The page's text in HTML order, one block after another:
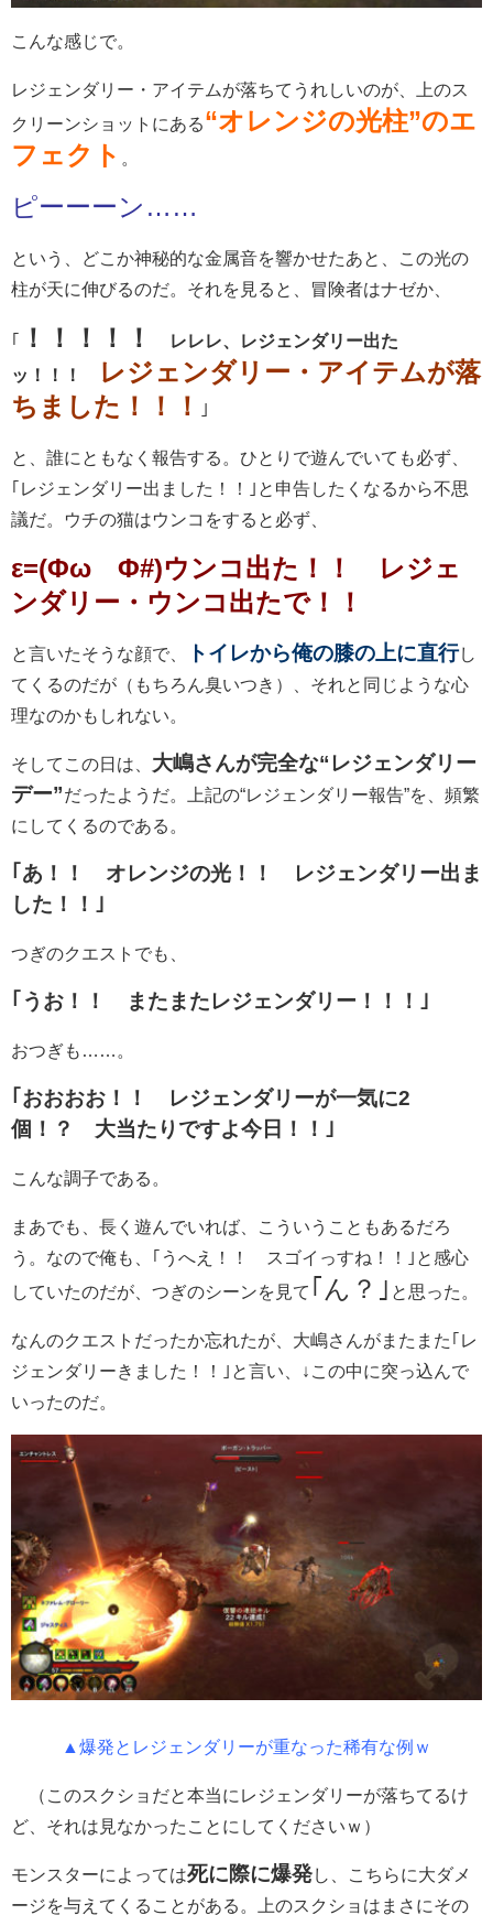
こんな感じで。
レジェンダリー・アイテムが落ちてうれしいのが、上のス
クリーンショットにある“オレンジの光柱”のエ
フェクト
ピーーーン……
という、どこか神秘的な金属音を響かせたあと、この光の
柱が天に伸びるのだ。それを見ると、冒険者はナゼか、
！！！！！
レレレ、レジェンダリー出た
ッ！！！
レジェンダリー・アイテムが落
ちました！！！
｣
と、誰にともなく報告する。ひとりで遊んでいても必ず、
｢レジェンダリー出ました！！｣と申告したくなるから不思
議だ。ウチの猫はウンコをすると必ず、
ε=(Φω´Φ#)ウンコ出た！！ レジェ
ンダリー・ウンコ出たで！！
と言いたそうな顔で、 トイレから俺の膝の上に直行し
てくるのだが（もちろん臭いつき）、それと同じような心
理なのかもしれない。
そしてこの日は、 大嶋さんが完全な“レジェンダリー
デー”だったようだ。上記の“レジェンダリー報告”を、頻繁
にしてくるのである。
｢あ！！ オレンジの光！！ レジェンダリー出ま
した！！｣
つぎのクエストでも、
｢うお！！ またまたレジェンダリー！！！｣
おつぎも……。
｢おおおお！！ レジェンダリーが一気に2
個！？ 大当たりですよ今日！！｣
こんな調子である。
まあでも、長く遊んでいれば、こういうこともあるだろ
う。なので俺も、｢うへえ！！ スゴイっすね！！｣と感心
していたのだが、つぎのシーンを見て
｢ん？｣ と思った。
なんのクエストだったか忘れたが、大嶋さんがまたまた｢レ
ジェンダリーきました！！｣と言い、↓この中に突っ込んで
いったのだ。
▲爆発とレジェンダリーが重なった稀有な例ｗ
（このスクショだと本当にレジェンダリーが落ちてるけ
ど、それは見なかったことにしてくださいｗ）
モンスターによっては死に際に爆発し、こちらに大ダメ
ージを与えてくることがある。上のスクショはまさにその